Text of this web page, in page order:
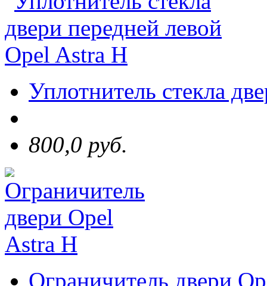
Уплотнитель стекла
800,0 руб.
Ограничитель двери